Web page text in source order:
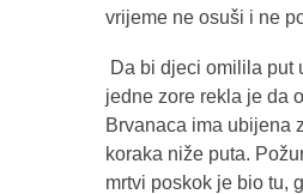
vrijeme ne osuši i ne
Da bi djeci omilila put
jedne zore rekla je da
Brvanaca ima ubijena
koraka niže puta.
mrtvi poskok je bio tu,